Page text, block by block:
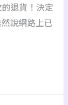
退貨！決定
說網路上已